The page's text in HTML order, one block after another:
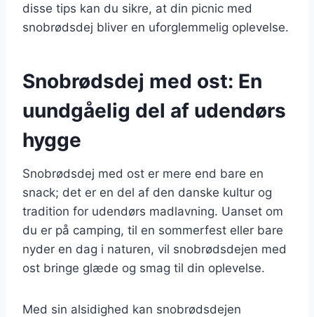
disse tips kan du sikre, at din picnic med
snobrødsdej bliver en uforglemmelig oplevelse.
Snobrødsdej med ost: En
uundgåelig del af udendørs
hygge
Snobrødsdej med ost er mere end bare en
snack; det er en del af den danske kultur og
tradition for udendørs madlavning. Uanset om
du er på camping, til en sommerfest eller bare
nyder en dag i naturen, vil snobrødsdejen med
ost bringe glæde og smag til din oplevelse.
Med sin alsidighed kan snobrødsdejen